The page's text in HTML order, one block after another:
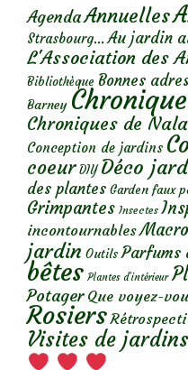
AgendaAnnuelles
Strasbourg... Au jardin
L'Association des
Bibliothèque Bonnes
Barney
Chroniques de Nala
Conception de jardins
coeur DIY Déco
des plantes Garden faux
Grimpantes Insectes
incontournables Macro
jardin Outils Parfums
bêtes Plantes d’intérieur
Potager Que voyez-
Rosiers
Visites de jardins